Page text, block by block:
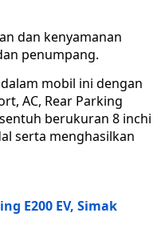
dan kenyamanan
penumpang.
mobil ini dengan
AC, Rear Parking
berukuran 8 inchi
serta menghasilkan
E200 EV, Simak